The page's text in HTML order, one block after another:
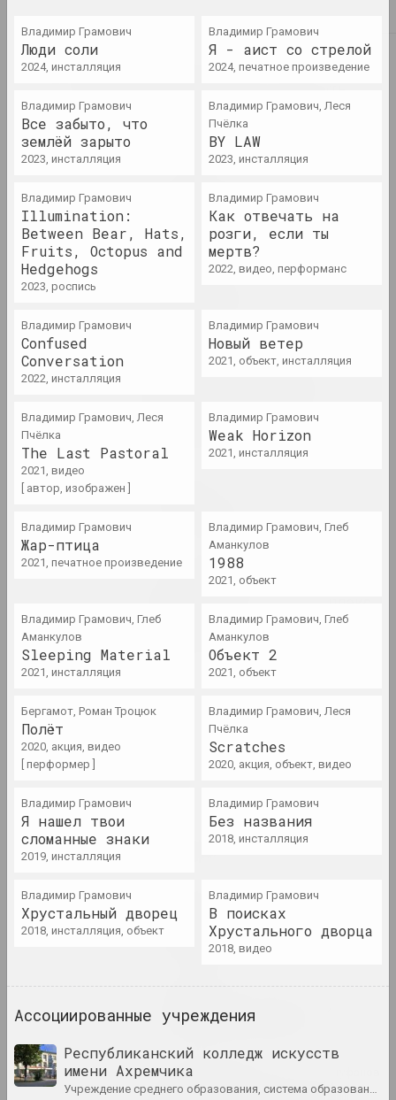
2023 Таша Кацуба
физического, бессмертие
духовного
2023. персональная выставка, зарубежное событие
Атлас тектонических
ландшафтов
2023. персональная выставка, зарубежное событие
2023. выставка
Воображая OpenMuzej
взаимодействие
2023. персональная выставка
1+1=1, Михаил Гулин, Антонина
Слободчикова
Кассандры
2023. выставка
2023. персональная выставка
Ася Булыбенко
2023. персональная выставка, зарубежное событие
Мир глазами детей
Жанна Гладко
Неумолимый поток времени
2023. персональная выставка
Кирилл Дёмчев
Постоянное освобождение
2023. персональная выставка
МЕТА, Виктор Каленик , Алексей Труфанов
, Александр Угляница
Владимир Грамович
Люди соли
2024, инсталляция
Владимир Грамович
Я - аист со стрелой
2024, печатное произведение
Владимир Грамович
Все забыто, что
землёй зарыто
2023, инсталляция
Владимир Грамович, Леся
Пчёлка
BY LAW
2023, инсталляция
Владимир Грамович
Illumination:
Between Bear, Hats,
Fruits, Octopus and
Hedgehogs
2023, роспись
Владимир Грамович
Как отвечать на
розги, если ты
мертв?
2022, видео, перформанс
Владимир Грамович
Confused
Conversation
2022, инсталляция
Владимир Грамович
Новый ветер
2021, объект, инсталляция
Владимир Грамович, Леся
Пчёлка
The Last Pastoral
2021, видео
[ автор, изображен ]
Владимир Грамович
Weak Horizon
2021, инсталляция
Владимир Грамович
Жар-птица
2021, печатное произведение
Владимир Грамович, Глеб
Аманкулов
1988
2021, объект
Владимир Грамович, Глеб
Аманкулов
Sleeping Material
2021, инсталляция
Владимир Грамович, Глеб
Аманкулов
Объект 2
2021, объект
Бергамот, Роман Троцюк
Полёт
2020, акция, видео
[ перформер ]
Владимир Грамович, Леся
Пчёлка
Scratches
2020, акция, объект, видео
Владимир Грамович
Я нашел твои
сломанные знаки
2019, инсталляция
Владимир Грамович
Без названия
2018, инсталляция
Владимир Грамович
Хрустальный дворец
2018, инсталляция, объект
Владимир Грамович
В поисках
Хрустального дворца
2018, видео
Ассоциированные учреждения
Республиканский колледж искусств
имени Ахремчика
учреждение среднего образования, система образования, государственная